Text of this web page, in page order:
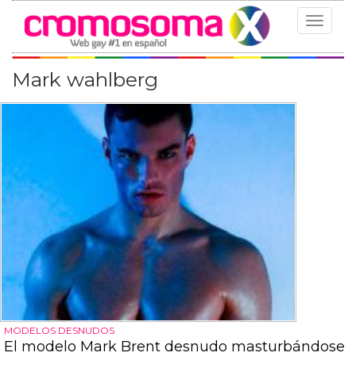
Toggle
Mark wahlberg
MODELOS DESNUDOS
El modelo Mark Brent desnudo masturbándose